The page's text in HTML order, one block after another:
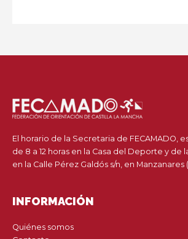
El horario de la Secretaria de FECAMADO,
de 8 a 12 horas en la Casa del Deporte y de
en la Calle Pérez Galdós s/n, en Manzanares
INFORMACIÓN
Quiénes somos